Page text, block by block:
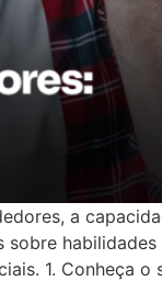
a
1. Conheça o